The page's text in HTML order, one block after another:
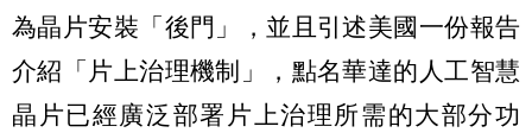
為晶片安裝「後門」，並且引述美國一份報告
介紹「片上治理機制」，點名華達的人工智慧
晶片已經廣泛部署片上治理所需的大部分功